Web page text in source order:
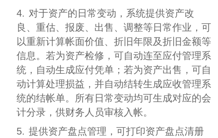
4. 对于资产的日常变动，系统提供资产改
良、重估、报废、出售、调整等日常作业，可
以重新计算帐面价值、折旧年限及折旧金额等
信息。若为资产检修，可自动连至应付管理系
统，自动生成应付凭单；若为资产出售，可自
动计算处理损益，并自动结转生成应收管理系
统的结帐单。所有日常变动均可生成对应的会
计分录，供财务人员审核入帐。
5. 提供资产盘点管理，可打印资产盘点清册